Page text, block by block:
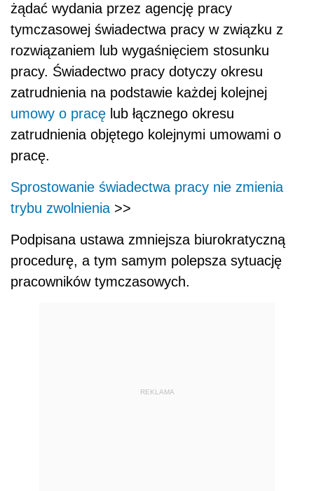
żądać wydania przez agencję pracy
tymczasowej świadectwa pracy w związku z
rozwiązaniem lub wygaśnięciem stosunku
pracy. Świadectwo pracy dotyczy okresu
zatrudnienia na podstawie każdej kolejnej
umowy o pracę lub łącznego okresu
zatrudnienia objętego kolejnymi umowami o
pracę.
Sprostowanie świadectwa pracy nie zmienia
trybu zwolnienia >>
Podpisana ustawa zmniejsza biurokratyczną
procedurę, a tym samym polepsza sytuację
pracowników tymczasowych.
REKLAMA